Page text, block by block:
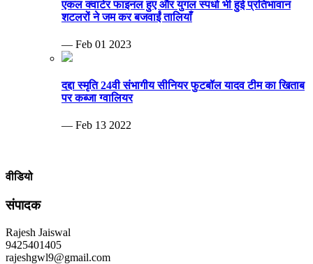
एकल क्वार्टर फाइनल हुए और युगल स्पर्धा भी हुई प्रतिभावान
शटलरों ने जम कर बजवाईं तालियाँ
— Feb 01 2023
दद्दा स्मृति 24वी संभागीय सीनियर फुटबॉल यादव टीम का खिताब
पर कब्जा ग्वालियर
— Feb 13 2022
वीडियो
संपादक
Rajesh Jaiswal
9425401405
rajeshgwl9@gmail.com